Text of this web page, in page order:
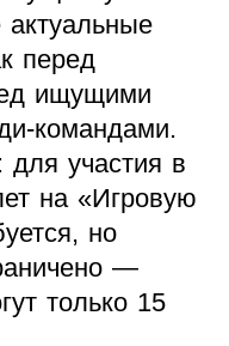
актуальные
перед
ищущими
командами.
для участия в
на «Игровую
но
—
только 15